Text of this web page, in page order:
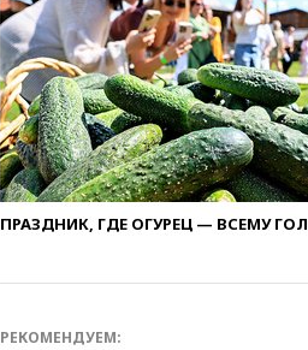
ПРАЗДНИК, ГДЕ ОГУРЕЦ — ВСЕМУ
РЕКОМЕНДУЕМ: